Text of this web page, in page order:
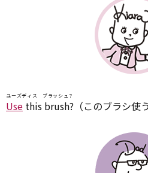
Use this brush?
ユーズディス ブラッシュ？
（このブラシ使